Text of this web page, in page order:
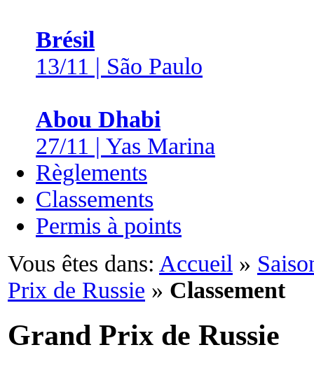
Brésil
13/11 | São Paulo
Abou Dhabi
27/11 | Yas Marina
Règlements
Classements
Permis à points
Vous êtes dans: Accueil »
Prix de Russie » Classement
Grand Prix de Russie